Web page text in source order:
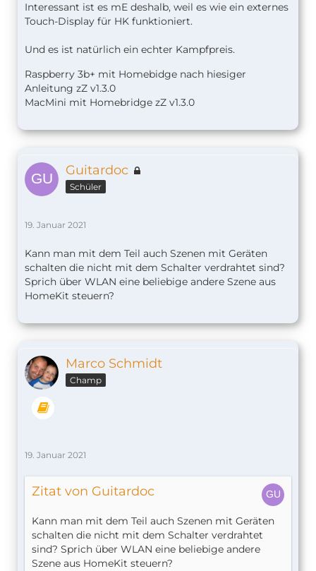
Interessant ist es mE deshalb, weil es wie ein externes
Touch-Display für HK funktioniert.
Und es ist natürlich ein echter Kampfpreis.
Raspberry 3b+ mit Homebidge nach hiesiger
Anleitung zZ v1.3.0
MacMini mit Homebridge zZ v1.3.0
Guitardoc
Schüler
19. Januar 2021
Kann man mit dem Teil auch Szenen mit Geräten
schalten die nicht mit dem Schalter verdrahtet sind?
Sprich über WLAN eine beliebige andere Szene aus
HomeKit steuern?
Marco Schmidt
Champ
19. Januar 2021
Zitat von Guitardoc
Kann man mit dem Teil auch Szenen mit Geräten
schalten die nicht mit dem Schalter verdrahtet
sind? Sprich über WLAN eine beliebige andere
Szene aus HomeKit steuern?